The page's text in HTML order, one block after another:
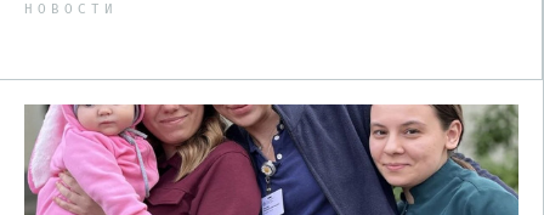
НОВОСТИ